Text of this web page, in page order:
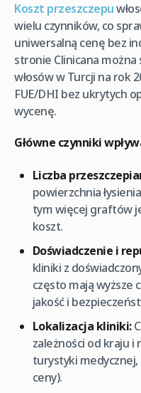
Koszt przeszczepu
wielu czynników, co
uniwersalną cenę bez
stronie Clinicana
włosów w Turcji na rok
FUE/DHI bez ukrytych
wycenę.
Główne czynniki
Liczba
powierzchnia
tym więcej graftów
koszt.
Doświadczenie i
kliniki z
często mają wyższe
jakość i
Lokalizacja kliniki:
zależności od kraju i
turystyki
ceny).